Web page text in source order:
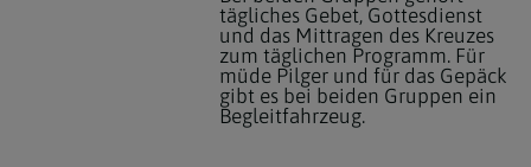
tägliches Gebet, Gottesdienst
und das Mittragen des Kreuzes
zum täglichen Programm. Für
müde Pilger und für das Gepäck
gibt es bei beiden Gruppen ein
Begleitfahrzeug.